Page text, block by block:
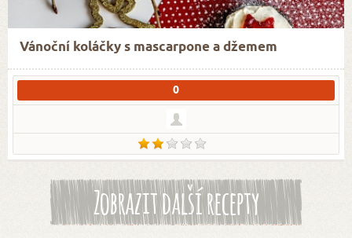
Vánoční koláčky s mascarpone a džemem
0
Zobrazit další recepty